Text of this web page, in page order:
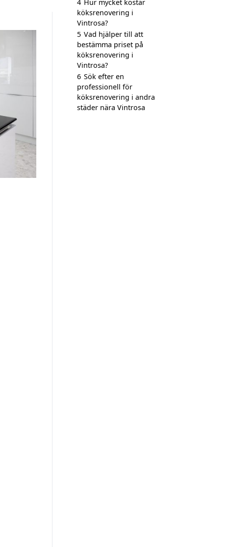
4 Hur mycket kostar
köksrenovering i
Vintrosa?
5 Vad hjälper till att
bestämma priset på
köksrenovering i
Vintrosa?
6 Sök efter en
professionell för
köksrenovering i andra
städer nära Vintrosa